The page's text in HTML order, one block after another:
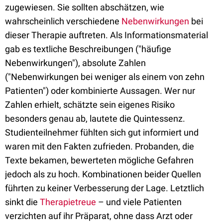
zugewiesen. Sie sollten abschätzen, wie
wahrscheinlich verschiedene Nebenwirkungen bei
dieser Therapie auftreten. Als Informationsmaterial
gab es textliche Beschreibungen ("häufige
Nebenwirkungen"), absolute Zahlen
("Nebenwirkungen bei weniger als einem von zehn
Patienten") oder kombinierte Aussagen. Wer nur
Zahlen erhielt, schätzte sein eigenes Risiko
besonders genau ab, lautete die Quintessenz.
Studienteilnehmer fühlten sich gut informiert und
waren mit den Fakten zufrieden. Probanden, die
Texte bekamen, bewerteten mögliche Gefahren
jedoch als zu hoch. Kombinationen beider Quellen
führten zu keiner Verbesserung der Lage. Letztlich
sinkt die Therapietreue – und viele Patienten
verzichten auf ihr Präparat, ohne dass Arzt oder